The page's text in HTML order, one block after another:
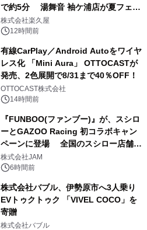
で約5分 湯舞音 袖ケ浦店が夏フェア
メニューを提供
株式会社楽久屋
12時間前
有線CarPlay／Android Autoをワイヤ
レス化 「Mini Aura」 OTTOCASTが
発売、2色展開で8/31まで40％OFF！
OTTOCAST株式会社
14時間前
『FUNBOO(ファンブー)』が、スシロ
ーとGAZOO Racing 初コラボキャン
ペーンに登場 全国のスシロー店舗で
GR 4車種の FUNBOO(ミニカー)付き
メニューが展開されます
株式会社JAM
6時間前
株式会社バブル、伊勢原市へ3人乗り
EVトゥクトゥク 「VIVEL COCO」を
寄贈
株式会社バブル